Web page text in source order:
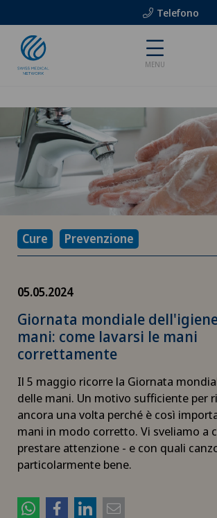
Telefono
MENU
Cure Prevenzione
05.05.2024
Giornata mondiale
mani: come lavarsi le mani
correttamente
Il 5 maggio ricorre la Giornata
delle mani. Un motivo sufficiente per
ancora una volta perché è così
mani in modo corretto. Vi sveliamo a
prestare attenzione - e con quali
particolarmente bene.